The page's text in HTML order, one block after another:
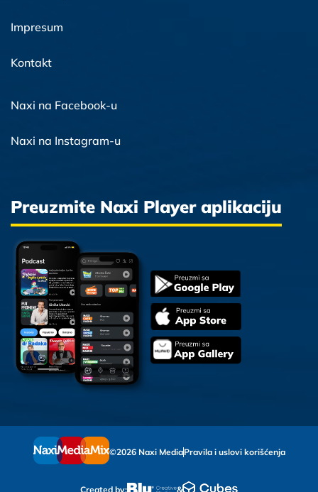
Impresum
Kontakt
Naxi na Facebook-u
Naxi na Instagram-u
Preuzmite Naxi Player aplikaciju
©2026 Naxi MediaPravila i uslovi korišćenja
Created by: &